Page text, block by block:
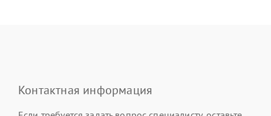
Контактная информация